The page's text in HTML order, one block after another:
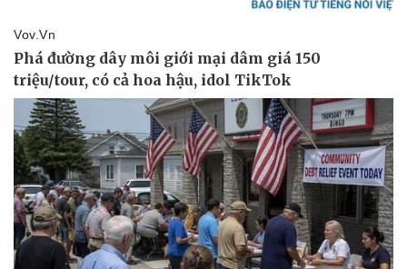
Thể thao
Bóng đá
Lịch thi đấu bóng đá
Thế giới thể thao
eSports
Ô tô - Xe máy
Ô tô
Xe máy
Tư vấn